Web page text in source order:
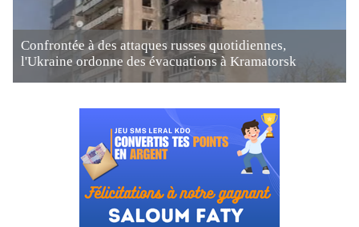
Confrontée à des attaques russes quotidiennes,
l'Ukraine ordonne des évacuations à Kramatorsk